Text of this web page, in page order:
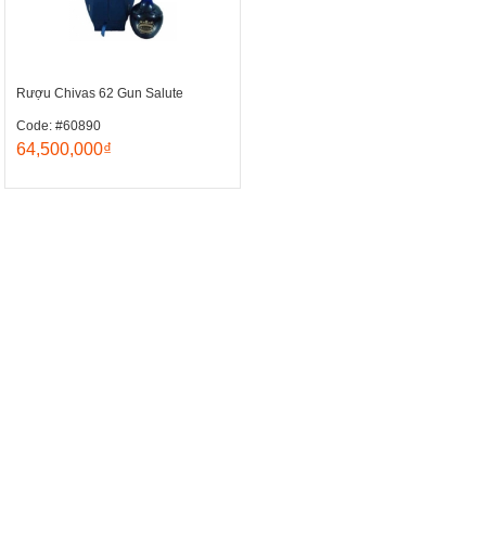
Rượu Chivas 62 Gun Salute
Code: #60890
64,500,000₫